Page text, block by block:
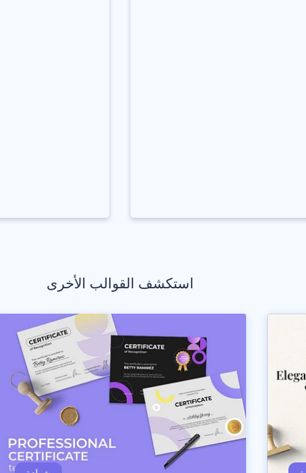
استكشف القوالب الأخرى